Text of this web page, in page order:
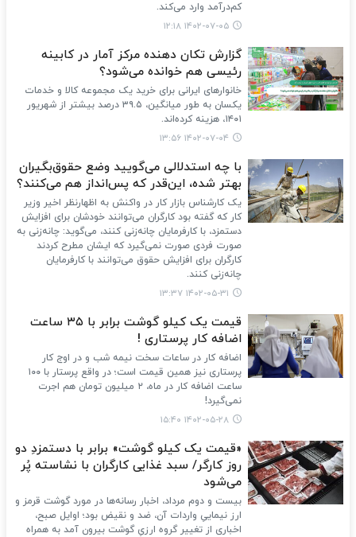
کم‌درآمد وارد می‌کند.
۱۴۰۲-۰۷-۰۵ ۱۲:۱۸
گزارش تکان دهنده مرکز آمار در کابینه
رئیسی هم خوانده می‌شود؟
خانوارهای ایرانی برای خرید یک مجموعه کالا و خدمات
یکسان به طور میانگین، ٣٩.٥ درصد بیشتر از شهریور
١٤٠١، هزینه کرده‌اند.
۱۴۰۲-۰۷-۰۴ ۱۳:۵۶
با چه استدلالی می‌گویید وضع حقوق‌بگیران
بهتر شده، این‌قدر که پس‌انداز هم می‌کنند؟
یک کارشناس بازار کار در واکنش به اظهارنظر اخیر وزیر
کار که گفته بود کارگران می‌توانند خودشان برای افزایش
دستمزد، با کارفرمایان چانه‌زنی کنند، می‌گوید: چانه‌زنی به
صورت فردی صورت نمی‌گیرد که ایشان مطرح کردند
کارگران برای افزایش حقوق می‌توانند با کارفرمایان
چانه‌زنی کنند.
۱۴۰۲-۰۵-۳۱ ۱۳:۳۷
قیمت یک کیلو گوشت برابر با ۳۵ ساعت
اضافه‌ کار پرستاری !
اضافه کار در ساعات سخت نیمه شب و در اوج کار
پرستاری نیز همین قیمت است؛ در واقع پرستار با ۱۰۰
ساعت اضافه کار در ماه، ۲ میلیون تومان هم اجرت
نمی‌گیرد!
۱۴۰۲-۰۵-۲۸ ۱۵:۴۰
«قیمت یک کیلو گوشت» برابر با دستمزدِ دو
روز کارگر/ سبد غذایی کارگران با نشاسته پُر
می‌شود
بیست و دوم مرداد، اخبار رسانه‌ها در مورد گوشت قرمز و
ارز نیماییِ واردات آن، ضد و نقیض بود؛ اوایل صبح،
اخباری از تغییر گروه ارزیِ گوشت بیرون آمد به همراه